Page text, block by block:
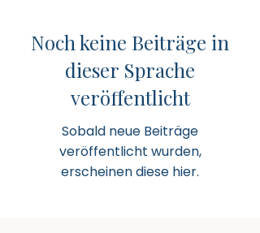
Noch keine Beiträge in
dieser Sprache
veröffentlicht
Sobald neue Beiträge
veröffentlicht wurden,
erscheinen diese hier.